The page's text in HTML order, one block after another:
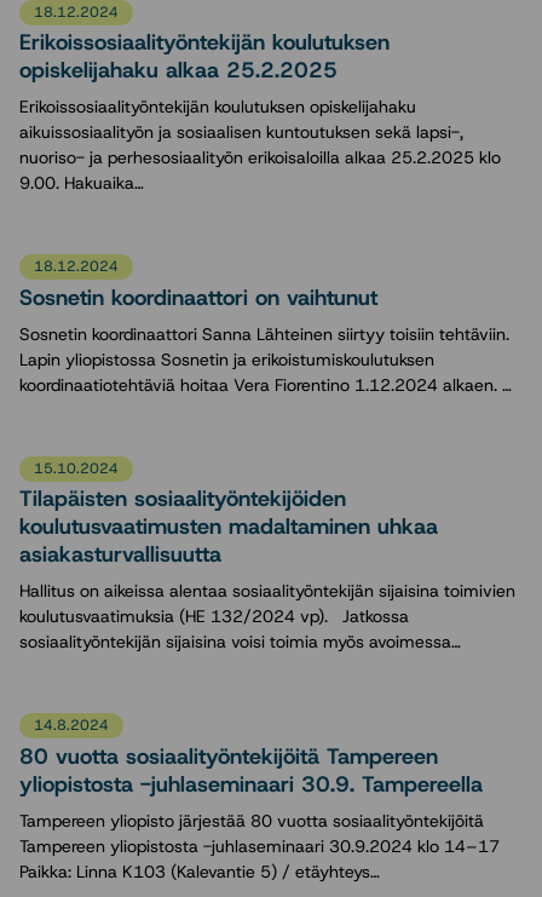
18.12.2024
Erikoissosiaalityöntekijän koulutuksen
opiskelijahaku alkaa 25.2.2025
Erikoissosiaalityöntekijän koulutuksen opiskelijahaku
aikuissosiaalityön ja sosiaalisen kuntoutuksen sekä lapsi-,
nuoriso- ja perhesosiaalityön erikoisaloilla alkaa 25.2.2025 klo
9.00. Hakuaika…
18.12.2024
Sosnetin koordinaattori on vaihtunut
Sosnetin koordinaattori Sanna Lähteinen siirtyy toisiin tehtäviin.
Lapin yliopistossa Sosnetin ja erikoistumiskoulutuksen
koordinaatiotehtäviä hoitaa Vera Fiorentino 1.12.2024 alkaen. …
15.10.2024
Tilapäisten sosiaalityöntekijöiden
koulutusvaatimusten madaltaminen uhkaa
asiakasturvallisuutta
Hallitus on aikeissa alentaa sosiaalityöntekijän sijaisina toimivien
koulutusvaatimuksia (HE 132/2024 vp). Jatkossa
sosiaalityöntekijän sijaisina voisi toimia myös avoimessa…
14.8.2024
80 vuotta sosiaalityöntekijöitä Tampereen
yliopistosta -juhlaseminaari 30.9. Tampereella
Tampereen yliopisto järjestää 80 vuotta sosiaalityöntekijöitä
Tampereen yliopistosta -juhlaseminaari 30.9.2024 klo 14–17
Paikka: Linna K103 (Kalevantie 5) / etäyhteys…